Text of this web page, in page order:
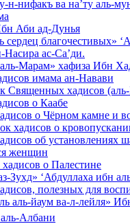
н-нифакъ ва на’ту аль-
Аби ад-Дунья
сердец благочестивых»
Насира ас-Са’ди.
Марам» хафиза Ибн
имама ан-Навави
Священных хадисов
о Каабе
о Чёрном камне и
хадисов о
об установлениях
женщин
о Палестине
Зухд» ‘Абдуллаха ибн
полезных для
аль-йаум ва-л-лейля»
Албани